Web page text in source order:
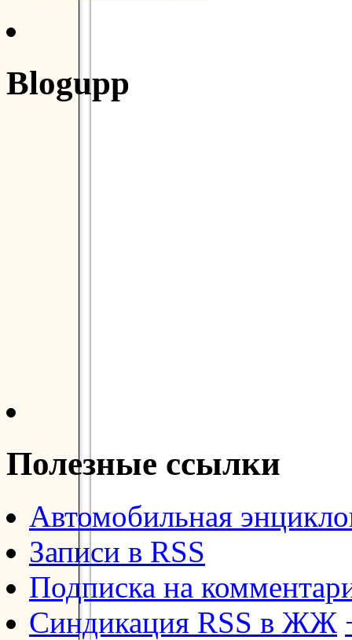
Blogupp
Полезные ссылки
Автомобильная
Записи в RSS
Подписка на
Синдикация RSS в ЖЖ